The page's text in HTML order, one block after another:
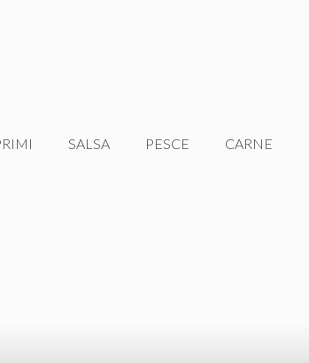
SALSA PESCE CARNE